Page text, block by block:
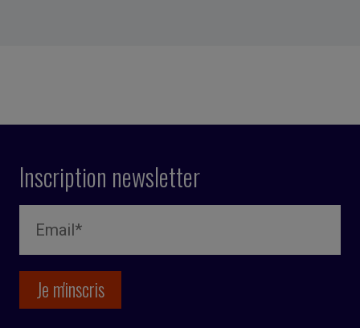
Inscription newsletter